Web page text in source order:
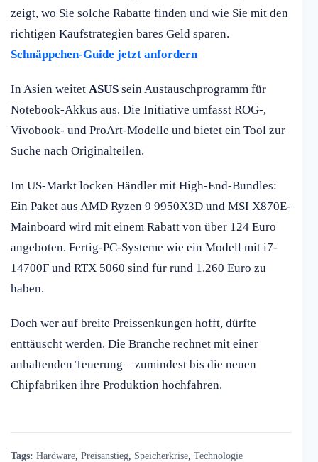
zeigt, wo Sie solche Rabatte finden und wie Sie mit den
richtigen Kaufstrategien bares Geld sparen.
Schnäppchen-Guide jetzt anfordern
In Asien weitet ASUS sein Austauschprogramm für
Notebook-Akkus aus. Die Initiative umfasst ROG-,
Vivobook- und ProArt-Modelle und bietet ein Tool zur
Suche nach Originalteilen.
Im US-Markt locken Händler mit High-End-Bundles:
Ein Paket aus AMD Ryzen 9 9950X3D und MSI X870E-
Mainboard wird mit einem Rabatt von über 124 Euro
angeboten. Fertig-PC-Systeme wie ein Modell mit i7-
14700F und RTX 5060 sind für rund 1.260 Euro zu
haben.
Doch wer auf breite Preissenkungen hofft, dürfte
enttäuscht werden. Die Branche rechnet mit einer
anhaltenden Teuerung – zumindest bis die neuen
Chipfabriken ihre Produktion hochfahren.
Tags: Hardware Preisanstieg Speicherkrise Technologie